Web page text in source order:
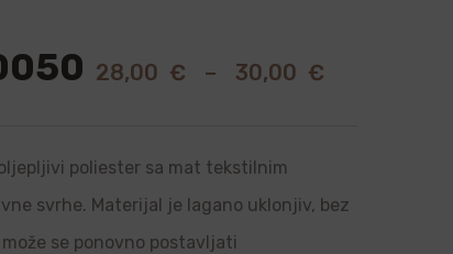
28,00 € – 30,00 €
poliester sa mat tekstilnim
svrhe. Materijal je lagano uklonjiv, bez
se ponovno postavljati